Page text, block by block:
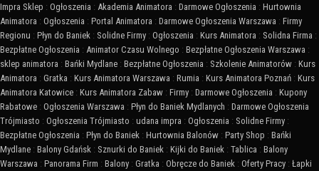
Impra Sklep : Ogłoszenia : Akademia Animatora : Darmowe Ogłoszenia : Hurtownia
Animatora : Ogłoszenia : Portal Animatora : Darmowe Ogłoszenia Warszawa : Firmy
Regionu : Płyn do Baniek : Solidne Firmy : Ogłoszenia : Kurs Animatora : Solidna Firma :
Bezpłatne Ogłoszenia : Animator Czasu Wolnego : Bezpłatne Ogłoszenia Warszawa :
sklep animatora : Bańki Mydlane : Bezpłatne Ogłoszenia : Szkolenie Animatorów : Kurs
Animatora : Gratka : Kurs Animatora Warszawa : Rumia : Kurs Animatora Poznań : Kurs
Animatora Katowice : Kurs Animatora Zabaw : Firmy : Darmowe Ogłoszenia : Kupony
Rabatowe : Ogłoszenia Warszawa : Płyn do Baniek Mydlanych : Darmowe Ogłoszenia
Trójmiasto : Ogłoszenia Trójmiasto : udana impra : Ogłoszenia : Solidne Firmy :
Bezpłatne Ogłoszenia : Płyn do Baniek : Hurtownia Balonów : Party Shop : Bańki
Mydlane : Balony Gdańsk : Sznurki do Baniek : Kijki do Baniek : Tablica : Balony
Warszawa : Panorama Firm : Balony : Gratka : Obręcze do Baniek : Oferty Pracy : Łapki